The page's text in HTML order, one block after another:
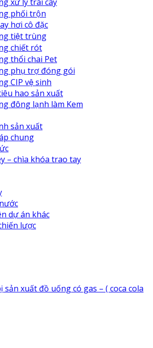
xử lý trái cây
phối trộn
hơi cô đặc
tiệt trùng
chiết rót
thổi chai Pet
phụ trợ đóng gói
CIP vệ sinh
hao sản xuất
đông lạnh làm Kem
sản xuất
chung
– chìa khóa trao tay
dự án khác
lược
sản xuất đồ uống có gas – ( coca cola